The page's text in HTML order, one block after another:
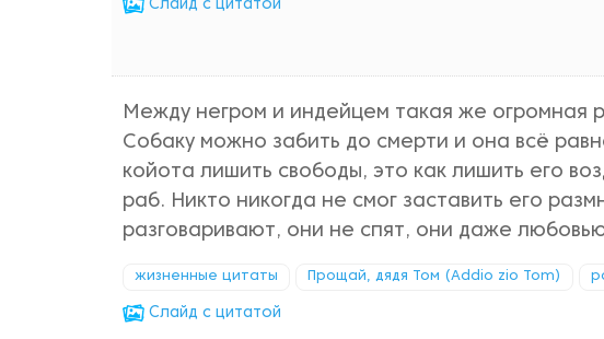
Cлайд с цитатой
Между негром и индейцем такая же огромная
Собаку можно забить до смерти и она всё
койота лишить свободы, это как лишить его
раб. Никто никогда не смог заставить его
разговаривают, они не спят, они даже
жизненные цитаты Прощай, дядя Том (Addio zio Tom)
Cлайд с цитатой